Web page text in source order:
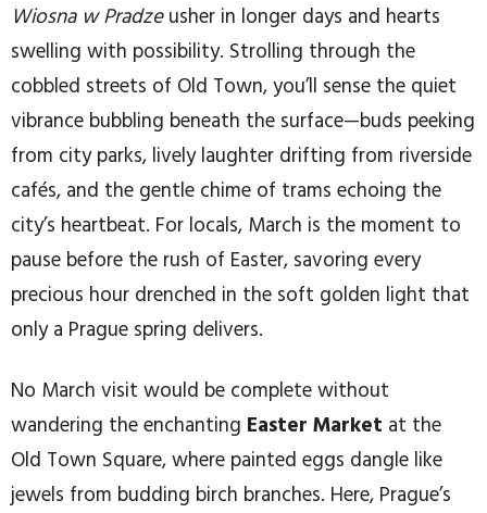
Wiosna w Pradzeusher in longer days and hearts
swelling with possibility. Strolling through the
cobbled streets of Old Town, you’ll sense the quiet
vibrance bubbling beneath the surface—buds peeking
from city parks, lively laughter drifting from riverside
cafés, and the gentle chime of trams echoing the
city’s heartbeat. For locals, March is the moment to
pause before the rush of Easter, savoring every
precious hour drenched in the soft golden light that
only a Prague spring delivers.
No March visit would be complete without
wandering the enchanting Easter Market at the
Old Town Square, where painted eggs dangle like
jewels from budding birch branches. Here, Prague’s